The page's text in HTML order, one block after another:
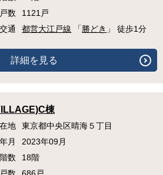
数
1121戸
交通
都営大江戸線 「 勝どき 」 徒歩1分
詳細を見る
棟
地
東京都中央区晴海５丁目
月
2023年09月
数
18階